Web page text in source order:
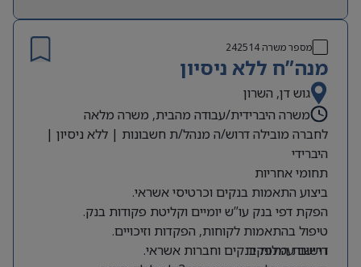
מספר משרה242514
מנה”ח ללא ניסיון
גוש דן, השרון
משרה היברידית/עבודה מהבית, משרה מלאה
לחברה מובילה דרוש/ה מנהל/ת חשבונות | ללא ניסיון |
היברידי
תחומי אחריות
ביצוע התאמות בנקים וכרטיסי אשראי.
הפקת דפי בנק עו”ש יומיים וקליטת פקודות בנק.
טיפול בהתאמות לקוחות, הפקדות וזיכויים.
רישום עמלות בנקים וחברות אשראי.
דרישות התפקיד